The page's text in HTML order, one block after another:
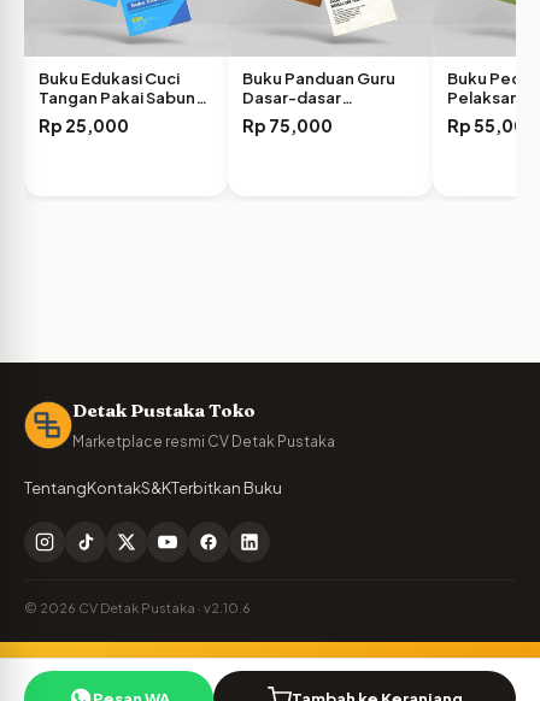
Buku Edukasi Cuci
Tangan Pakai Sabun…
Rp 25,000
Buku Panduan Guru
Dasar-dasar
Pembelajaran
Mengaji…
Rp 75,000
Buku
Hamil…
Rp55,000
Detak Pustaka Toko
Marketplace resmi CV Detak Pustaka
TentangKontakS&KTerbitkan Buku
© 2026 CV Detak Pustaka · v2.10.6
Penulis Detak Pustaka?